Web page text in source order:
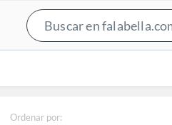
Ordenar por: